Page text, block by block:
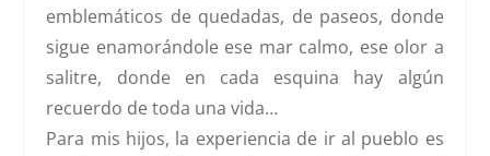
emblemáticos de quedadas, de paseos, donde
sigue enamorándole ese mar calmo, ese olor a
salitre, donde en cada esquina hay algún
recuerdo de toda una vida…
Para mis hijos, la experiencia de ir al pueblo es